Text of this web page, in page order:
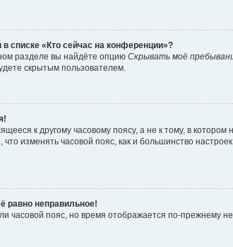
списке «Кто сейчас на конференции»?
разделе вы найдёте опцию Скрывать моё
скрытым пользователем.
к другому часовому поясу, а не к тому, в
что изменять часовой пояс, как и большинство
равно неправильное!
часовой пояс, но время отображается по-прежнему